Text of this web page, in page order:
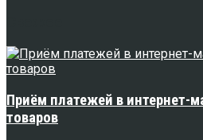
Приём платежей в интернет-
товаров